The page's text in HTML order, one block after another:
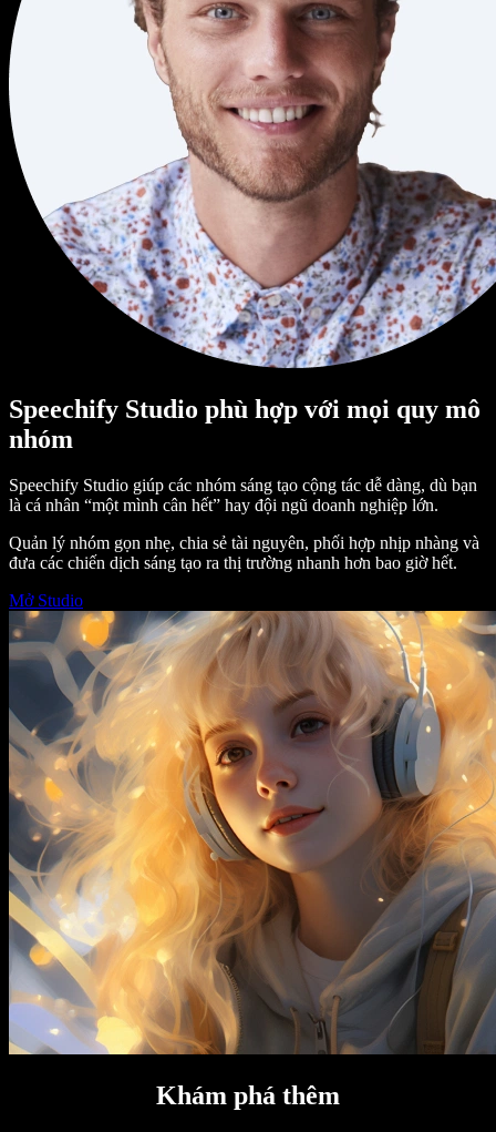
Speechify Studio phù hợp với mọi quy mô
nhóm
Speechify Studio giúp các nhóm sáng tạo cộng tác dễ dàng, dù bạn
là cá nhân “một mình cân hết” hay đội ngũ doanh nghiệp lớn.
Quản lý nhóm gọn nhẹ, chia sẻ tài nguyên, phối hợp nhịp nhàng và
đưa các chiến dịch sáng tạo ra thị trường nhanh hơn bao giờ hết.
Mở Studio
Khám phá thêm